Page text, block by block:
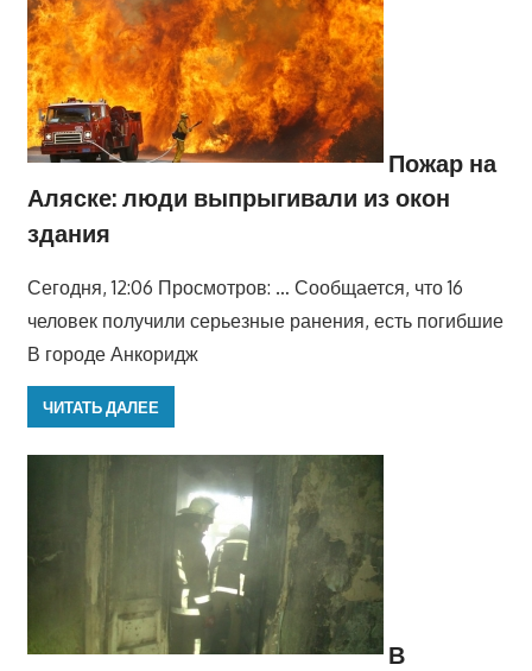
Пожар на
Аляске: люди выпрыгивали из окон
здания
Сегодня, 12:06 Просмотров: … Сообщается, что 16
человек получили серьезные ранения, есть погибшие
В городе Анкоридж
ЧИТАТЬ ДАЛЕЕ
В